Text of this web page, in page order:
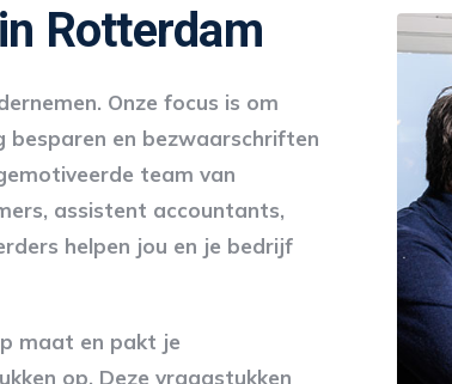
Rotterdam
Onze focus is om
besparen en bezwaarschriften
team van
assistent accountants,
helpen jou en je bedrijf
maat en pakt je
op. Deze vraagstukken